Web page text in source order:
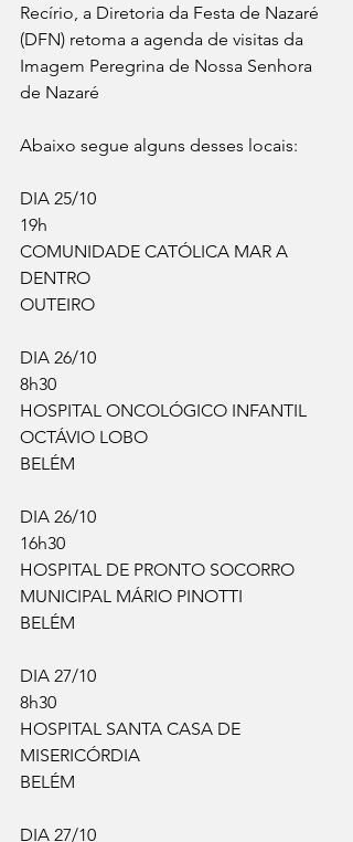
Recírio, a Diretoria da Festa de Nazaré
(DFN) retoma a agenda de visitas da
Imagem Peregrina de Nossa Senhora
de Nazaré
Abaixo segue alguns desses locais:
DIA 25/10
19h
COMUNIDADE CATÓLICA MAR A
DENTRO
OUTEIRO
DIA 26/10
8h30
HOSPITAL ONCOLÓGICO INFANTIL
OCTÁVIO LOBO
BELÉM
DIA 26/10
16h30
HOSPITAL DE PRONTO SOCORRO
MUNICIPAL MÁRIO PINOTTI
BELÉM
DIA 27/10
8h30
HOSPITAL SANTA CASA DE
MISERICÓRDIA
BELÉM
DIA 27/10